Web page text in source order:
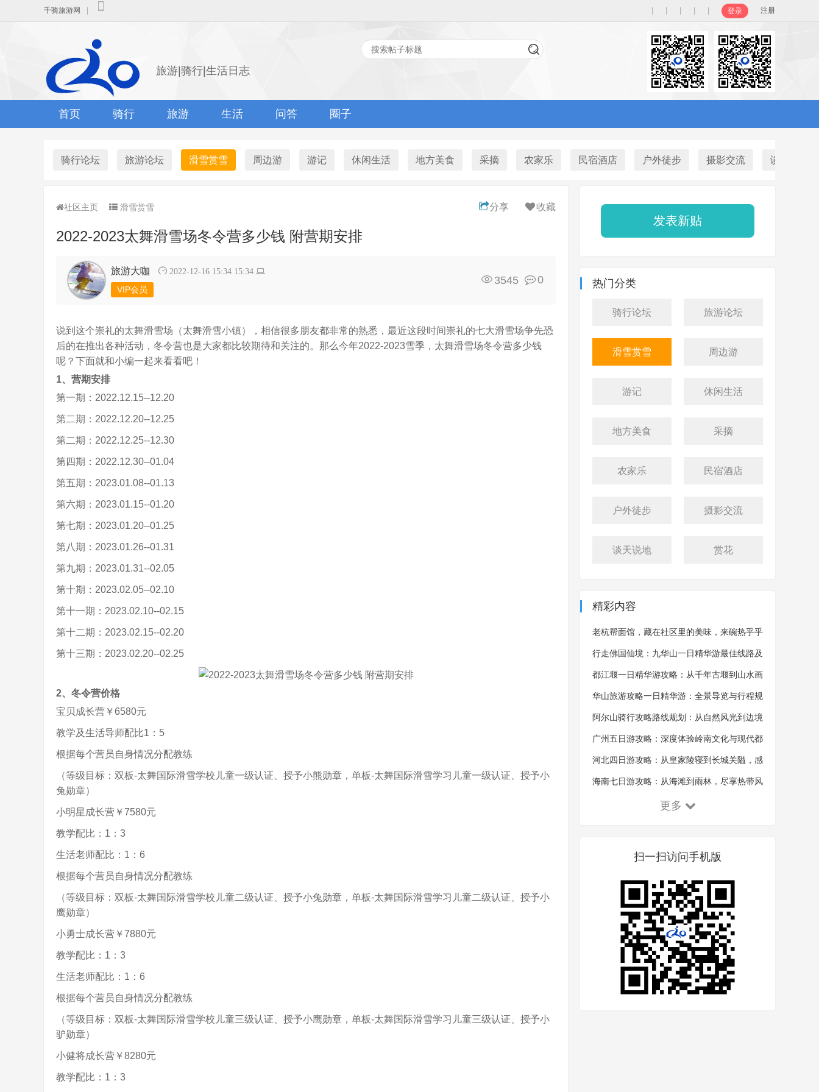
千骑旅游网 登录 注册
旅游|骑行|生活日志
首页 骑行 旅游 生活 问答 圈子
骑行论坛 旅游论坛 滑雪赏雪 周边游 游记 休闲生活 地方美食 采摘 农家乐 民宿酒店 户外徒步 摄影交流 谈天说地
社区主页 滑雪赏雪 分享 收藏
2022-2023太舞滑雪场冬令营多少钱 附营期安排
旅游大咖 2022-12-16 15:34 15:34
VIP会员
3545 0
说到这个崇礼的太舞滑雪场（太舞滑雪小镇），相信很多朋友都非常的熟悉，最近这段时间崇礼的七大滑雪场争先恐
后的在推出各种活动，冬令营也是大家都比较期待和关注的。那么今年2022-2023雪季，太舞滑雪场冬令营多少钱
呢？下面就和小编一起来看看吧！
1、营期安排
第一期：2022.12.15--12.20
第二期：2022.12.20--12.25
第二期：2022.12.25--12.30
第四期：2022.12.30--01.04
第五期：2023.01.08--01.13
第六期：2023.01.15--01.20
第七期：2023.01.20--01.25
第八期：2023.01.26--01.31
第九期：2023.01.31--02.05
第十期：2023.02.05--02.10
第十一期：2023.02.10--02.15
第十二期：2023.02.15--02.20
第十三期：2023.02.20--02.25
2、冬令营价格
宝贝成长营￥6580元
教学及生活导师配比1：5
根据每个营员自身情况分配教练
（等级目标：双板-太舞国际滑雪学校儿童一级认证、授予小熊勋章，单板-太舞国际滑雪学习儿童一级认证、授予小
兔勋章）
小明星成长营￥7580元
教学配比：1：3
生活老师配比：1：6
根据每个营员自身情况分配教练
（等级目标：双板-太舞国际滑雪学校儿童二级认证、授予小兔勋章，单板-太舞国际滑雪学习儿童二级认证、授予小
鹰勋章）
小勇士成长营￥7880元
教学配比：1：3
生活老师配比：1：6
根据每个营员自身情况分配教练
（等级目标：双板-太舞国际滑雪学校儿童三级认证、授予小鹰勋章，单板-太舞国际滑雪学习儿童三级认证、授予小
驴勋章）
小健将成长营￥8280元
教学配比：1：3
发表新贴
热门分类
骑行论坛 旅游论坛
滑雪赏雪 周边游
游记 休闲生活
地方美食 采摘
农家乐 民宿酒店
户外徒步 摄影交流
谈天说地 赏花
精彩内容
老杭帮面馆，藏在社区里的美味，来碗热乎乎
的杭帮面，吃完浑身舒畅
行走佛国仙境：九华山一日精华游最佳线路及
沿途风景概览
都江堰一日精华游攻略：从千年古堰到山水画
卷的全景探索
华山旅游攻略一日精华游：全景导览与行程规
划的艺术
阿尔山骑行攻略路线规划：从自然风光到边境
体验的探索之旅
广州五日游攻略：深度体验岭南文化与现代都
市魅力
河北四日游攻略：从皇家陵寝到长城关隘，感
受千年古韵！
海南七日游攻略：从海滩到雨林，尽享热带风
更多
扫一扫访问手机版